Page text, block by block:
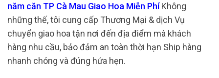
năm căn TP Cà Mau Giao Hoa Miễn PhíKhông
những thế, tôi cung cấp Thương Mại & dịch Vụ
chuyển giao hoa tận nơi đến địa điểm mà khách
hàng nhu cầu, bảo đảm an toàn thời hạn Ship hàng
nhanh chóng và đúng hứa hẹn.